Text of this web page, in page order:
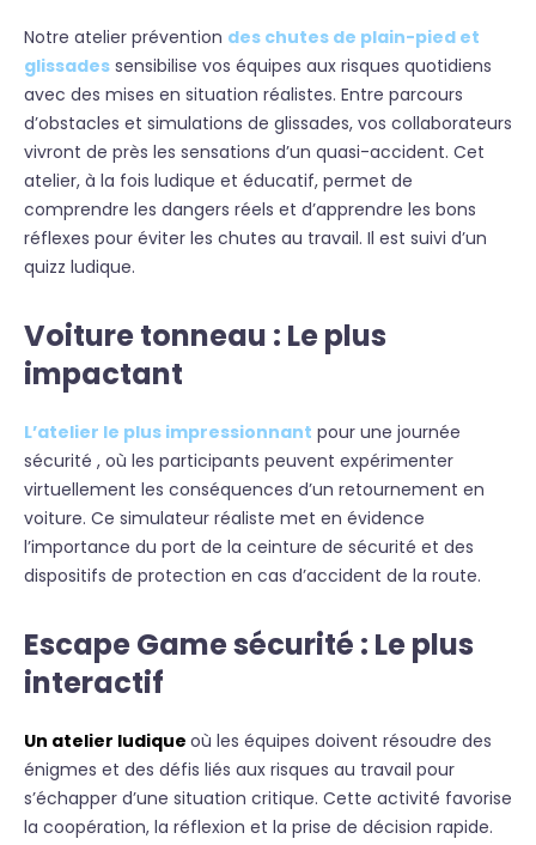
Notre atelier prévention des chutes de plain-pied et
glissades sensibilise vos équipes aux risques quotidiens
avec des mises en situation réalistes. Entre parcours
d’obstacles et simulations de glissades, vos collaborateurs
vivront de près les sensations d’un quasi-accident. Cet
atelier, à la fois ludique et éducatif, permet de
comprendre les dangers réels et d’apprendre les bons
réflexes pour éviter les chutes au travail. Il est suivi d’un
quizz ludique.
Voiture tonneau : Le plus
impactant
L’atelier le plus impressionnant pour une journée
sécurité , où les participants peuvent expérimenter
virtuellement les conséquences d’un retournement en
voiture. Ce simulateur réaliste met en évidence
l’importance du port de la ceinture de sécurité et des
dispositifs de protection en cas d’accident de la route.
Escape Game sécurité : Le plus
interactif
Un atelier ludique où les équipes doivent résoudre des
énigmes et des défis liés aux risques au travail pour
s’échapper d’une situation critique. Cette activité favorise
la coopération, la réflexion et la prise de décision rapide.